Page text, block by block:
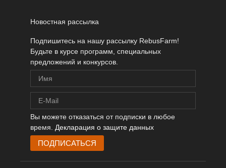
Новостная рассылка
Подпишитесь на нашу рассылку RebusFarm!
Будьте в курсе программ, специальных
предложений и конкурсов.
Вы можете отказаться от подписки в любое
время. Декларация о защите данных